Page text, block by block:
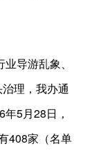
导游乱象、
理，我办通
5月28日，
408家（名单